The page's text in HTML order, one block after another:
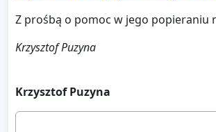
Z prośbą o pomoc w jego popieraniu
Krzysztof Puzyna
Krzysztof Puzyna